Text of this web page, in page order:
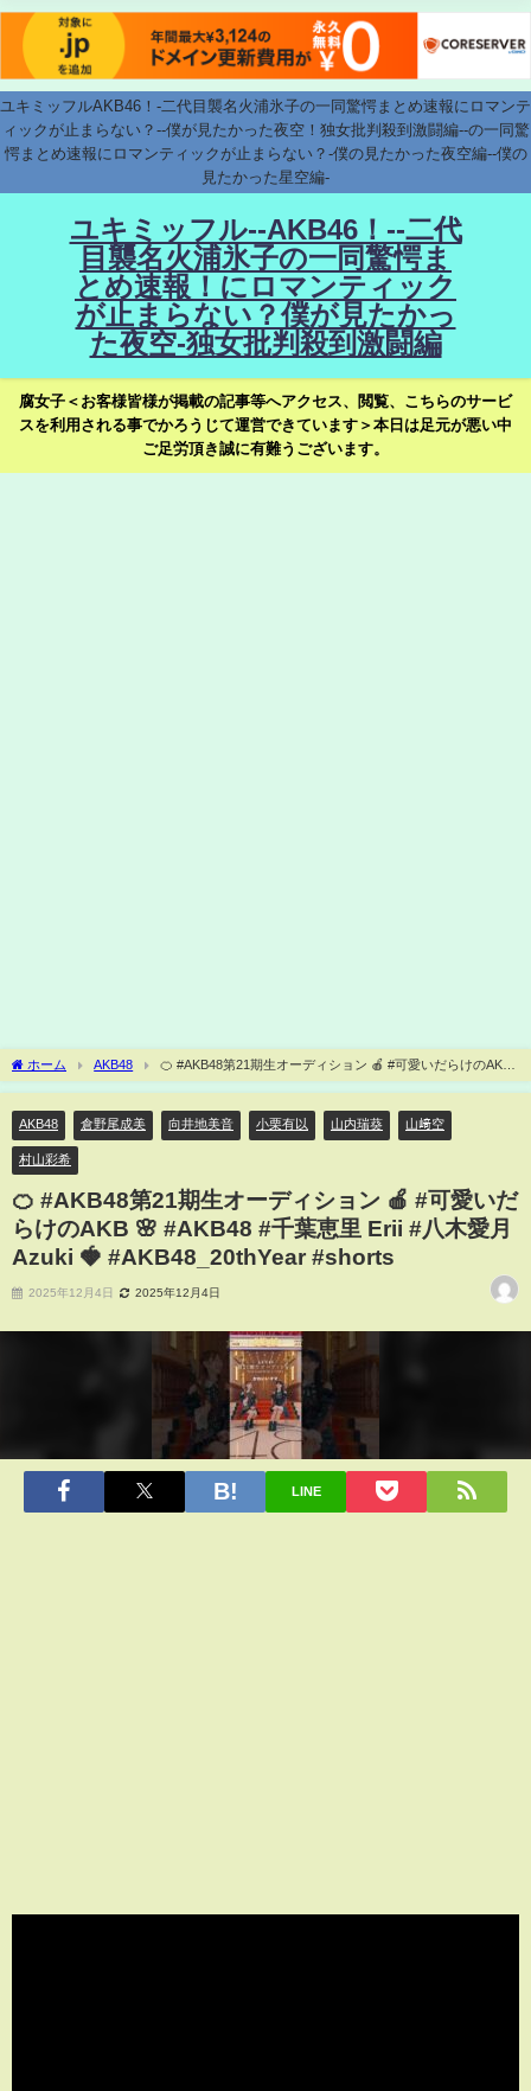
ユキミッフルAKB46！-二代目襲名火浦氷子の一同驚愕まとめ速報にロマンテ
ィックが止まらない？--僕が見たかった夜空！独女批判殺到激闘編--の一同驚
愕まとめ速報にロマンティックが止まらない？-僕の見たかった夜空編--僕の
見たかった星空編-
ユキミッフル--AKB46！--二代
目襲名火浦氷子の一同驚愕ま
とめ速報！にロマンティック
が止まらない？僕が見たかっ
た夜空-独女批判殺到激闘編
腐女子＜お客様皆様が掲載の記事等へアクセス、閲覧、こちらのサービ
スを利用される事でかろうじて運営できています＞本日は足元が悪い中
ご足労頂き誠に有難うございます。
ホーム AKB48
🍊 #AKB48第21期生オーディション 🍎 #可愛いだらけのAKB
🌸 #AKB48 #千葉恵里 Erii #八木愛月 Azuki 🍓 #AKB48_20thYear #shorts
AKB48 倉野尾成美 向井地美音 小栗有以 山内瑞葵 山﨑空
村山彩希
🍊 #AKB48第21期生オーディション 🍎 #可愛いだ
らけのAKB 🌸 #AKB48 #千葉恵里 Erii #八木愛月
Azuki 🍓 #AKB48_20thYear #shorts
2025年12月4日 2025年12月4日
LINE